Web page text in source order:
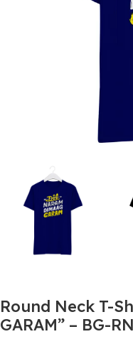
Round Neck T-
GARAM” – BG-